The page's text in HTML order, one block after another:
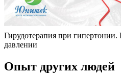
Гирудотерапия при
давлении
Опыт других людей